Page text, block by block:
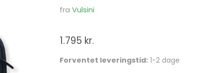
fra Vulsini
1.795 kr.
Forventet leveringstid: 1-2 dage